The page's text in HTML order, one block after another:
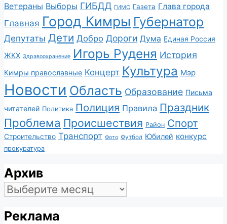
Ветераны Выборы ГИБДД ГИМС Газета Глава города
Главная Город Кимры Губернатор
Депутаты Дети Добро Дороги Дума Единая Россия
ЖКХ Здравоохранение Игорь Руденя История
Кимры православные Концерт Культура Мэр
Новости Область Образование Письма
читателей Политика Полиция Правила Праздник
Проблема Происшествия Район Спорт
Строительство Транспорт Фото Футбол Юбилей конкурс
прокуратура
Архив
Архив
Реклама